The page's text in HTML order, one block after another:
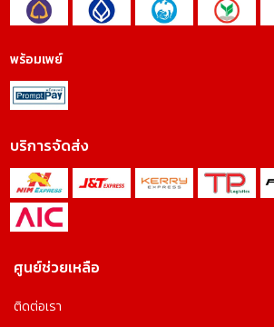
พร้อมเพย์
บริการจัดส่ง
ศูนย์ช่วยเหลือ
ติดต่อเรา